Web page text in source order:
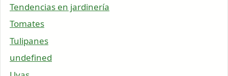
Tendencias en jardinería
Tomates
Tulipanes
undefined